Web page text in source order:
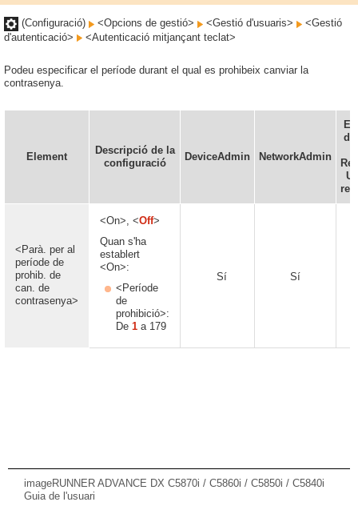
(Configuració) <Opcions de gestió> <Gestió d'usuaris>
<Gestió
d'autenticació>
<Autenticació mitjançant teclat>
Podeu especificar el període durant el qual es prohibeix canviar la
contrasenya.
Element
Descripció de la
configuració
DeviceAdmin NetworkAdmin
<Parà. per al
període de
prohib. de
can. de
contrasenya>
<On>, <Off>
Quan s'ha
establert
<On>:
<Període
de
prohibició>:
De 1 a 179
Sí Sí
imageRUNNER ADVANCE DX C5870i / C5860i / C5850i / C5840i
Guia de l'usuari